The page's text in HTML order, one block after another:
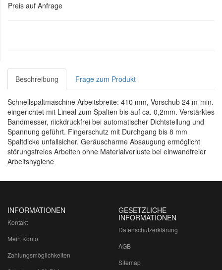
Preis auf Anfrage
Beschreibung Frage zum Produkt
Schnellspaltmaschine Arbeitsbreite: 410 mm, Vorschub 24 m-min.
eingerichtet mit Lineal zum Spalten bis auf ca. 0,2mm. Verstärktes
Bandmesser, riickdruckfrei bei automatischer Dichtstellung und
Spannung geführt. Fingerschutz mit Durchgang bis 8 mm
Spaltdicke unfallsicher. Geräuscharme Absaugung ermöglicht
störungsfreies Arbeiten ohne Materialverluste bei einwandfreier
Arbeitshygiene
INFORMATIONEN
Kontakt
Mein Konto
Zahlungsmöglichkeiten
GESETZLICHE
INFORMATIONEN
Datenschutzerklärung
AGB
Sitemap